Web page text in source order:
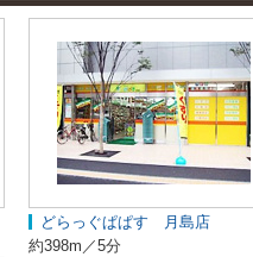
どらっぐぱぱす 月島店
約398m／5分